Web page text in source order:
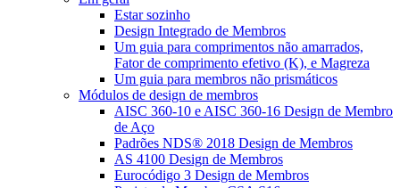
Estar sozinho
Design Integrado de Membros
Um guia para comprimentos não amarrados,
Fator de comprimento efetivo (K), e Magreza
Um guia para membros não prismáticos
Módulos de design de membros
AISC 360-10 e AISC 360-16 Design de Membro
de Aço
Padrões NDS® 2018 Design de Membros
AS 4100 Design de Membros
Eurocódigo 3 Design de Membros